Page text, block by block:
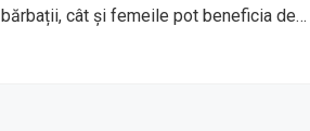
bărbații, cât și femeile pot beneficia de…